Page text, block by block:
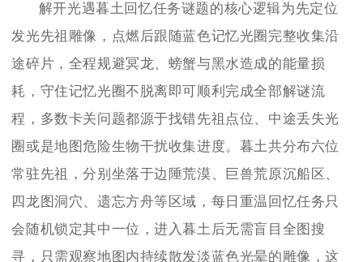
解开光遇暮土回忆任务谜题的核心逻辑为先定位
发光先祖雕像，点燃后跟随蓝色记忆光圈完整收集沿
途碎片，全程规避冥龙、螃蟹与黑水造成的能量损
耗，守住记忆光圈不脱离即可顺利完成全部解谜流
程，多数卡关问题都源于找错先祖点位、中途丢失光
圈或是地图危险生物干扰收集进度。暮土共分布六位
常驻先祖，分别坐落于边陲荒漠、巨兽荒原沉船区、
四龙图洞穴、遗忘方舟等区域，每日重温回忆任务只
会随机锁定其中一位，进入暮土后无需盲目全图搜
寻，只需观察地图内持续散发淡蓝色光晕的雕像，这